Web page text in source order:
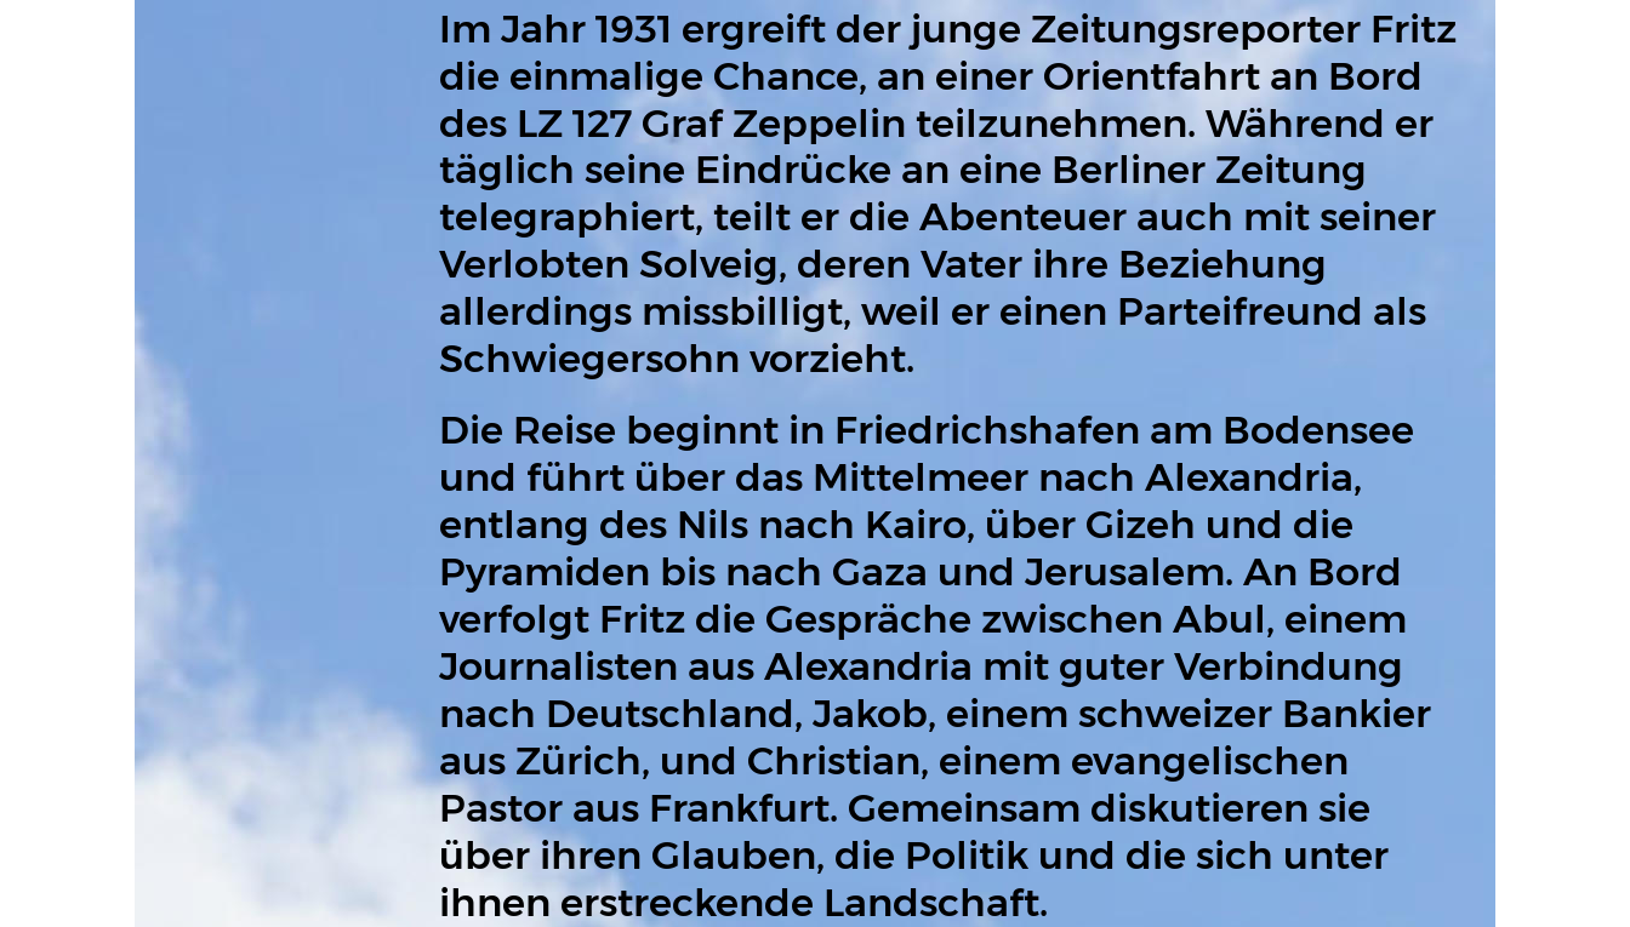
Im Jahr 1931 ergreift der junge Zeitungsreporter Fritz
die einmalige Chance, an einer Orientfahrt an Bord
des LZ 127 Graf Zeppelin teilzunehmen. Während er
täglich seine Eindrücke an eine Berliner Zeitung
telegraphiert, teilt er die Abenteuer auch mit seiner
Verlobten Solveig, deren Vater ihre Beziehung
allerdings missbilligt, weil er einen Parteifreund als
Schwiegersohn vorzieht.
Die Reise beginnt in Friedrichshafen am Bodensee
und führt über das Mittelmeer nach Alexandria,
entlang des Nils nach Kairo, über Gizeh und die
Pyramiden bis nach Gaza und Jerusalem. An Bord
verfolgt Fritz die Gespräche zwischen Abul, einem
Journalisten aus Alexandria mit guter Verbindung
nach Deutschland, Jakob, einem schweizer Bankier
aus Zürich, und Christian, einem evangelischen
Pastor aus Frankfurt. Gemeinsam diskutieren sie
über ihren Glauben, die Politik und die sich unter
ihnen erstreckende Landschaft.